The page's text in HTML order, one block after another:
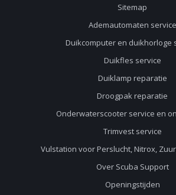
Sitemap
Ademautomaten service
Duikcomputer en duikhorloge
Duikfles service
Duiklamp reparatie
Droogpak reparatie
Onderwaterscooter service en
Trimvest service
Vulstation voor Perslucht, Nitrox,
Over Scuba Support
Openingstijden